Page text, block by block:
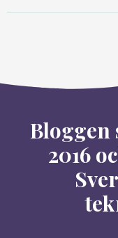
2016